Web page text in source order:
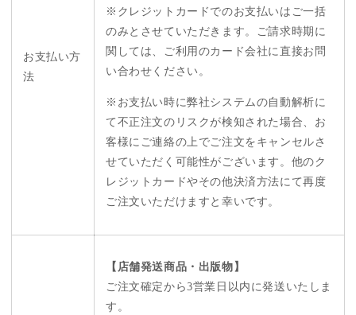
お支払い方
法
※クレジットカードでのお支払いはご一括
のみとさせていただきます。ご請求時期に
関しては、ご利用のカード会社に直接お問
い合わせください。
※お支払い時に弊社システムの自動解析に
て不正注文のリスクが検知された場合、お
客様にご連絡の上でご注文をキャンセルさ
せていただく可能性がございます。他のク
レジットカードやその他決済方法にて再度
ご注文いただけますと幸いです。
【店舗発送商品・出版物】
ご注文確定から3営業日以内に発送いたしま
す。